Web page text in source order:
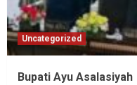
Uncategorized
Bupati Ayu Asalasiyah